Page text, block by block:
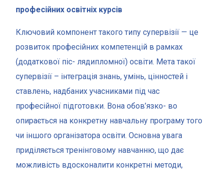
професійних освітніх курсів
Ключовий компонент такого типу супервізії — це
розвиток професійних компетенцій в рамках
(додаткової піс- лядипломної) освіти. Мета такої
супервізії – інтеграція знань, умінь, цінностей і
ставлень, надбаних учасниками під час
професійної підготовки. Вона обов’язко- во
опирається на конкретну навчальну програму того
чи іншого організатора освіти. Основна увага
приділяється тренінговому навчанню, що дає
можливість вдосконалити конкретні методи,